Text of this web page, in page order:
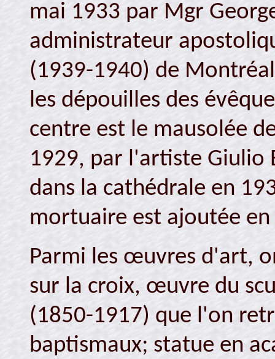
mai 1933 par Mgr
administrateur
(1939-1940) de
les dépouilles des
centre est le mausolée
1929, par l'artiste Giulio
dans la cathédrale en
mortuaire est ajoutée
Parmi les œuvres d'art,
sur la croix, œuvre du
(1850-1917) que l'on
baptismaux; statue en